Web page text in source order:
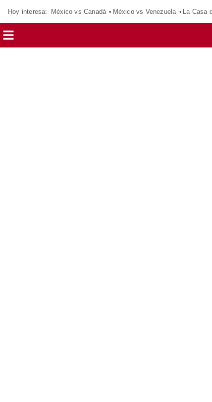
Hoy interesa: México vs Canadá México vs Venezuela La Casa